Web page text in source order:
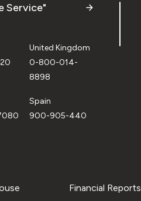
Service"
United Kingdom
0-800-014-
8898
Spain
900-905-440
Financial Reports